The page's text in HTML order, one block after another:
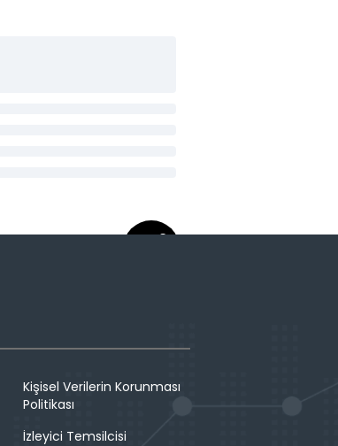
Kişisel Verilerin Korunması
Politikası
İzleyici Temsilcisi